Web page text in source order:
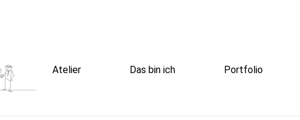
Atelier Das bin ich Portfolio